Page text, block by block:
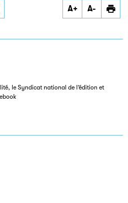
A+ A-
le Syndicat national de l’édition et